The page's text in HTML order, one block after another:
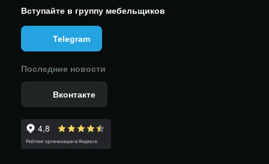
Вступайте в группу мебельщиков
Telegram
Последние новости
Вконтакте